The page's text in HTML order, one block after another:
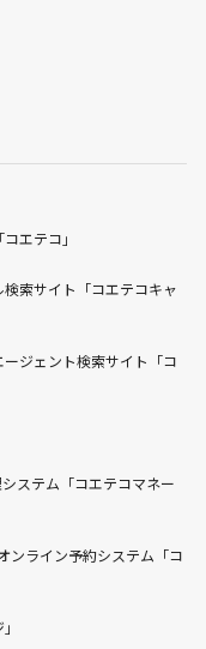
エテコ」
索サイト「コエテコキャ
ジェント検索サイト「コ
ステム「コエテコマネー
ンライン予約システム「コ